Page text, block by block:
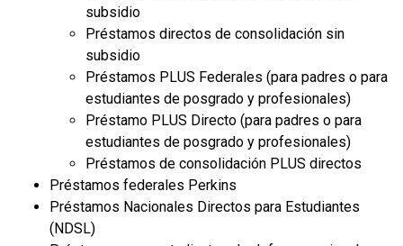
subsidio
Préstamos directos de consolidación sin
subsidio
Préstamos PLUS Federales (para padres o para
estudiantes de posgrado y profesionales)
Préstamo PLUS Directo (para padres o para
estudiantes de posgrado y profesionales)
Préstamos de consolidación PLUS directos
Préstamos federales Perkins
Préstamos Nacionales Directos para Estudiantes
(NDSL)